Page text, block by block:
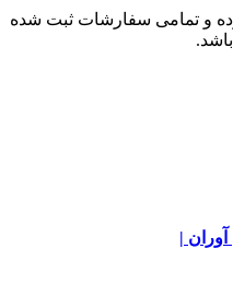
و تمامی سفارشات ثبت شده
|